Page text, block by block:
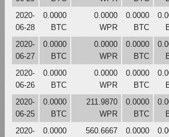
2020-
06-28
0.0000
BTC
0.0000
WPR
0.0000
BTC
2020-
06-27
0.0000
BTC
0.0000
WPR
0.0000
BTC
2020-
06-26
0.0000
BTC
0.0000
WPR
0.0000
BTC
2020-
06-25
0.0000
BTC
211.9870
WPR
0.0000
BTC
2020-
0.0000
560.6667
0.0000